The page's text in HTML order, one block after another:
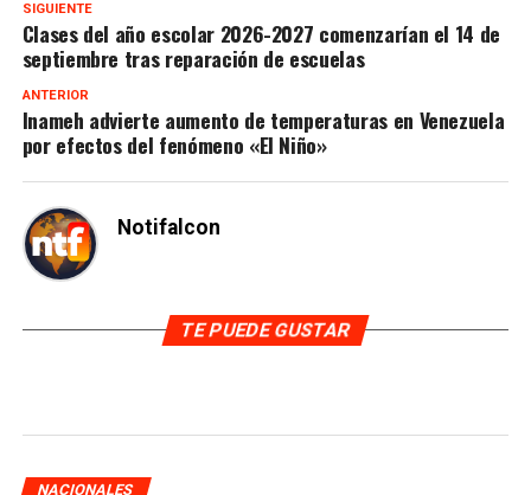
SIGUIENTE
Clases del año escolar 2026-2027 comenzarían el 14 de
septiembre tras reparación de escuelas
ANTERIOR
Inameh advierte aumento de temperaturas en Venezuela
por efectos del fenómeno «El Niño»
Notifalcon
TE PUEDE GUSTAR
NACIONALES